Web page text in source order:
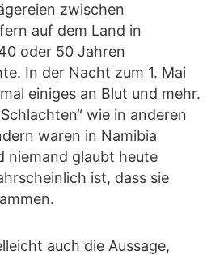
zwischen
auf dem Land in
oder 50 Jahren
In der Nacht zum 1. Mai
einiges an Blut und mehr.
wie in anderen
waren in Namibia
niemand glaubt heute
ist, dass sie
auch die Aussage,